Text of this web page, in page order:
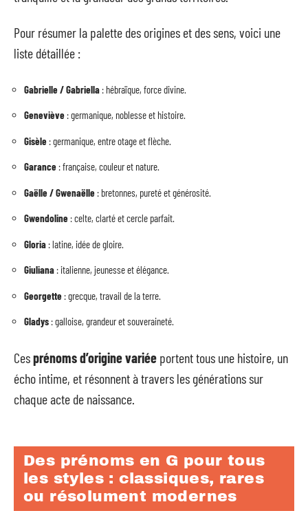
Pour résumer la palette des origines et des sens, voici une
liste détaillée :
Gabrielle / Gabriella : hébraïque, force divine.
Geneviève : germanique, noblesse et histoire.
Gisèle : germanique, entre otage et flèche.
Garance : française, couleur et nature.
Gaëlle / Gwenaëlle : bretonnes, pureté et générosité.
Gwendoline : celte, clarté et cercle parfait.
Gloria : latine, idée de gloire.
Giuliana : italienne, jeunesse et élégance.
Georgette : grecque, travail de la terre.
Gladys : galloise, grandeur et souveraineté.
Cesprénoms d’origine variée portent tous une histoire, un
écho intime, et résonnent à travers les générations sur
chaque acte de naissance.
Des prénoms en G pour tous
les styles : classiques, rares
ou résolument modernes